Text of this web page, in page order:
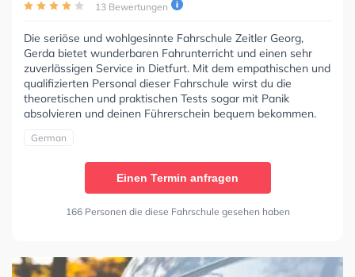
13 Bewertungen
Die seriöse und wohlgesinnte Fahrschule Zeitler Georg,
Gerda bietet wunderbaren Fahrunterricht und einen sehr
zuverlässigen Service in Dietfurt. Mit dem empathischen und
qualifizierten Personal dieser Fahrschule wirst du die
theoretischen und praktischen Tests sogar mit Panik
absolvieren und deinen Führerschein bequem bekommen.
German
Einen Termin anfragen
166 Personen die diese Fahrschule gesehen haben